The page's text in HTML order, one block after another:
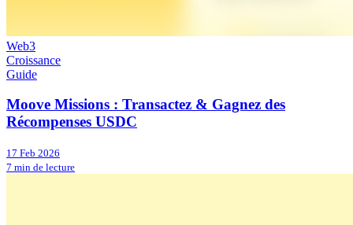
Web3
Croissance
Guide
Moove Missions : Transactez & Gagnez des
Récompenses USDC
17 Feb 2026
7 min de lecture